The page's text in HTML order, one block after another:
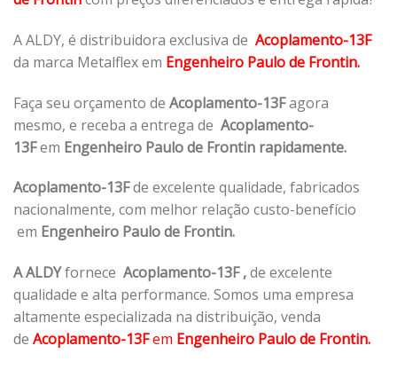
A ALDY, é distribuidora exclusiva de Acoplamento-13F
da marca Metalflex em Engenheiro Paulo de Frontin.
Faça seu orçamento de Acoplamento-13Fagora
mesmo, e receba a entrega de Acoplamento-
13Fem Engenheiro Paulo de Frontin rapidamente.
Acoplamento-13Fde excelente qualidade, fabricados
nacionalmente, com melhor relação custo-benefício
em Engenheiro Paulo de Frontin.
A ALDYfornece Acoplamento-13F ,de excelente
qualidade e alta performance. Somos uma empresa
altamente especializada na distribuição, venda
de Acoplamento-13Fem Engenheiro Paulo de Frontin.